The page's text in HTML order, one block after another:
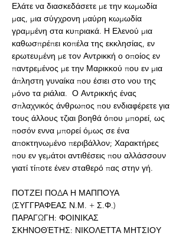
Ελάτε να διασκεδάσετε με την κωμωδία
μας, μια σύγχρονη μαύρη κωμωδία
γραμμένη στα κυπριακά. Η Ελενού μια
καθωσπρέπει κοπέλα της εκκλησίας, εν
ερωτευμένη με τον Αντρικκή ο οποίος εν
παντρεμένος με την Μαρικκού που εν μια
άπληστη γυναίκα που έσιει στο νου της
μόνο τα ριάλια.  Ο Αντρικκής ένας
σπλαχνικός άνθρωπος που ενδιαφέρετε για
τους άλλους τζιαι βοηθά όπου μπορεί, ως
ποσόν εννα μπορεί όμως σε ένα
αποκτηνωμένο περιβάλλον; Χαρακτήρες
που εν γεμάτοι αντιθέσεις που αλλάσσουν
γιατί τίποτε ένεν σταθερό πας στην γή.
ΠΟΤΖΕΙ ΠΟΔΑ Η ΜΑΠΠΟΥΑ
(ΣΥΓΓΡΑΦΕΑΣ Ν.Μ. + Σ.Φ.)
ΠΑΡΑΓΩΓΗ: ΦΟΙΝΙΚΑΣ
ΣΚΗΝΟΘΈΤΗΣ: ΝΙΚΟΛΕΤΤΑ ΜΗΤΣΙΟΥ